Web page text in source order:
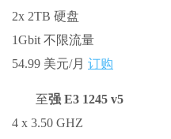
2x 2TB 硬盘
1Gbit 不限流量
54.99 美元/月 订购
至强 E3 1245 v5
4 x 3.50 GHZ